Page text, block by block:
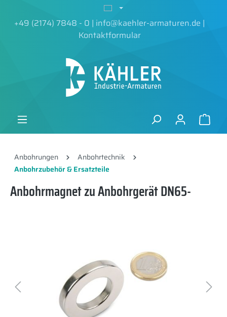
+49 (2174) 7848 - 0 | info@kaehler-armaturen.de |
Kontaktformular
Anbohrungen
Anbohrtechnik
Anbohrzubehör & Ersatzteile
Anbohrmagnet zu Anbohrgerät DN65-